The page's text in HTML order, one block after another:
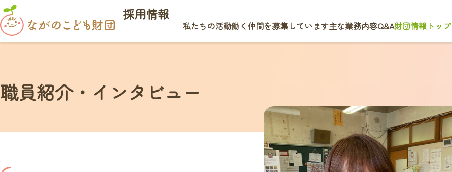
採用情報
私たちの活動働く仲間を募集しています主な業務内容Q&A財団情報トップ
職員紹介・インタビュー